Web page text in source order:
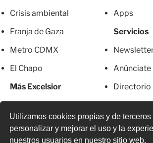
Utilizamos cookies propias y de terceros
personalizar y mejorar el uso y la
nuestros usuarios en nuestro sitio web.
Crisis ambiental
Franja de Gaza
Metro CDMX
El Chapo
Más Excelsior
Apps
Servicios
Anúnciate
Directorio
© 2026 Todos los derechos reservados.